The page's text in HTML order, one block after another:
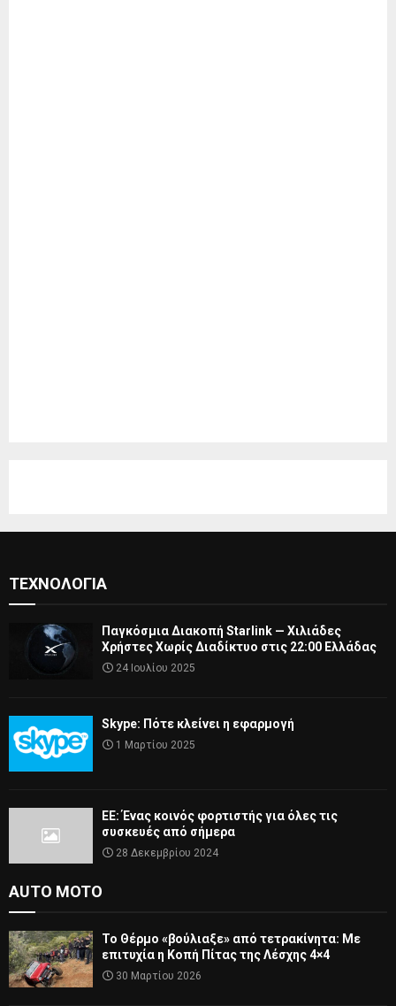
ΤΕΧΝΟΛΟΓΊΑ
Παγκόσμια Διακοπή Starlink — Χιλιάδες
Χρήστες Χωρίς Διαδίκτυο στις 22:00 Ελλάδας
24 Ιουλίου 2025
Skype: Πότε κλείνει η εφαρμογή
1 Μαρτίου 2025
ΕΕ: Ένας κοινός φορτιστής για όλες τις
συσκευές από σήμερα
28 Δεκεμβρίου 2024
AUTO MOTO
Το Θέρμο «βούλιαξε» από τετρακίνητα: Με
επιτυχία η Κοπή Πίτας της Λέσχης 4×4
30 Μαρτίου 2026